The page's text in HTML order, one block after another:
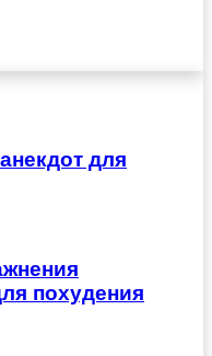
для
похудения